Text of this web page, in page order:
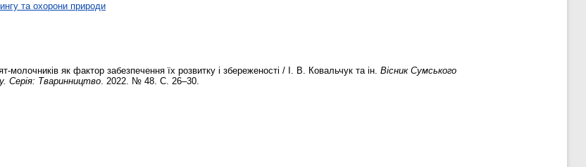
та охорони природи
як фактор забезпечення їх розвитку і збереженості / І. В. Ковальчук та ін. Вісник Сумського
Серія: Тваринництво. 2022. № 48. С. 26–30.